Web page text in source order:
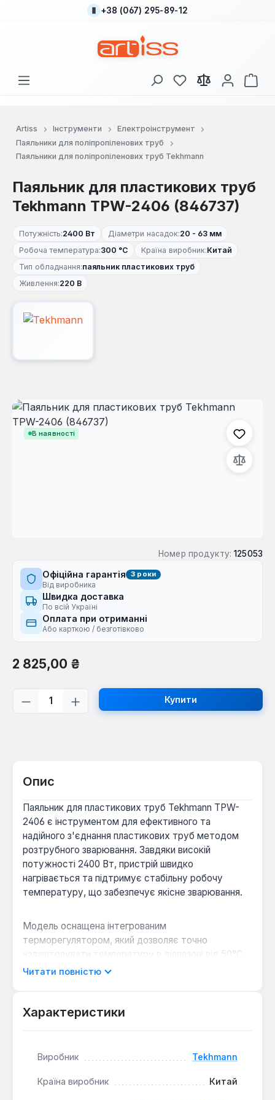
Перейти до основного вмісту
+38 (067) 295-89-12
У вас є 0 у списку
Artiss Інструменти
Електроінструмент
Паяльники для поліпропіленових труб
Паяльники для поліпропіленових труб Tekhmann
Паяльник для пластикових труб
Tekhmann TPW-2406 (846737)
Потужність:2400 Вт Діаметри насадок:20 - 63 мм
Робоча температура:300 °С Країна виробник:Китай
Тип обладнання:паяльник пластикових труб
Живлення:220 В
В наявності
Пропустити галерею зображень
Номер продукту: 125053
Офіційна гарантія 3 роки
Від виробника
Швидка доставка
По всій Україні
Оплата при отриманні
Або карткою / безготівково
Звичайна ціна:
2 825,00 ₴
Кількість товару: Введіть потрібну
Купити
Опис
Паяльник для пластикових труб Tekhmann TPW-
2406 є інструментом для ефективного та
надійного з'єднання пластикових труб методом
розтрубного зварювання. Завдяки високій
потужності 2400 Вт, пристрій швидко
нагрівається та підтримує стабільну робочу
температуру, що забезпечує якісне зварювання.
Модель оснащена інтегрованим
терморегулятором, який дозволяє точно
налаштовувати температуру в діапазоні від 50°C
до 300°C, що є критично важливим для роботи з
діаметром від 20 мм до 63 мм, що робить
інструмент поставляється у міцному металевому
Читати повністю
Характеристики
Виробник Tekhmann
Країна виробник Китай